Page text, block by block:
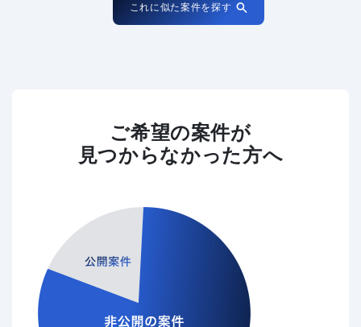
これに似た案件を探す
ご希望の案件が
見つからなかった方へ